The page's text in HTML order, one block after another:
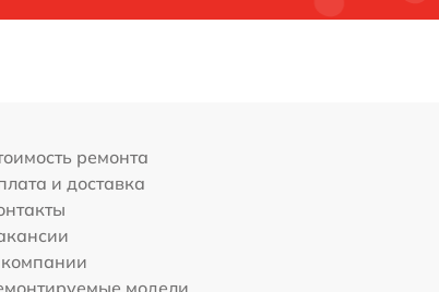
ремонта
и доставка
модели